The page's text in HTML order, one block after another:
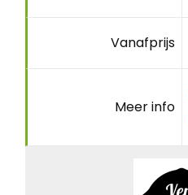
Vanafprijs
Meer info